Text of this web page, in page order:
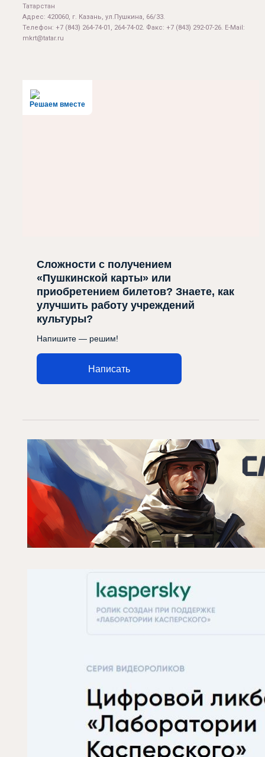
Татарстан
Адрес: 420060, г. Казань, ул.Пушкина, 66/33.
Телефон: +7 (843) 264-74-01, 264-74-02. Факс: +7 (843) 292-07-26. E-Mail:
mkrt@tatar.ru
Решаем вместе
Сложности с получением
«Пушкинской карты» или
приобретением билетов? Знаете, как
улучшить работу учреждений
культуры?
Напишите — решим!
Написать